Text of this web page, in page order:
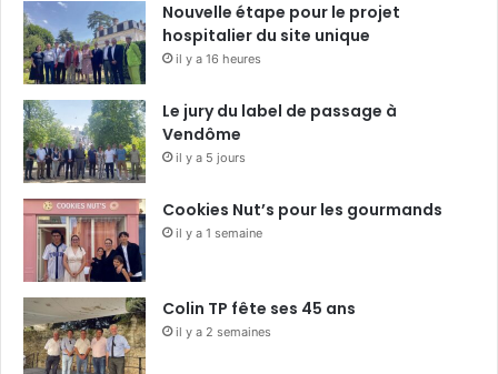
Nouvelle étape pour le projet
hospitalier du site unique
il y a 16 heures
Le jury du label de passage à
Vendôme
il y a 5 jours
Cookies Nut’s pour les gourmands
il y a 1 semaine
Colin TP fête ses 45 ans
il y a 2 semaines